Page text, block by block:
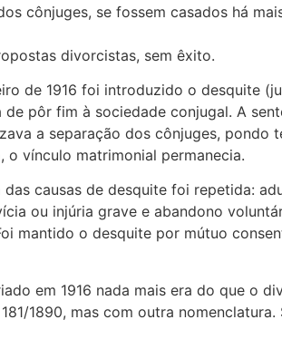
cônjuges, se fossem casados há
divorcistas, sem êxito.
de 1916 foi introduzido o desquite
pôr fim à sociedade conjugal. A
a separação dos cônjuges, pondo
o vínculo matrimonial permanecia.
causas de desquite foi repetida:
ou injúria grave e abandono
mantido o desquite por mútuo
em 1916 nada mais era do que o
1890, mas com outra nomenclatura.